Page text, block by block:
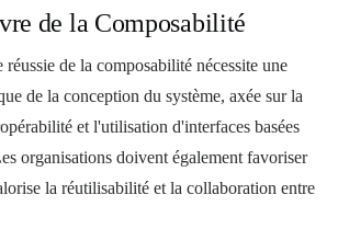
de la Composabilité
de la composabilité nécessite une
de la conception du système, axée sur la
et l'utilisation d'interfaces basées
organisations doivent également favoriser
la réutilisabilité et la collaboration entre